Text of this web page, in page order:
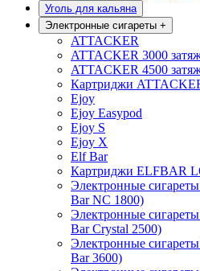
Уголь для кальяна
Электронные сигареты +
ATTACKER
ATTACKER 3000
ATTACKER 4500
Картриджи
Ejoy
Ejoy Easypod
Ejoy S
Ejoy X
Elf Bar
Картриджи ELFBAR
Электронные
Bar NC 1800)
Электронные
Bar Crystal 2500)
Электронные
Bar 3600)